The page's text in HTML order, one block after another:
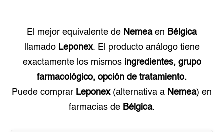
El mejor equivalente de Nemeaen Bélgica
llamado Leponex. El producto análogo tiene
exactamente los mismos ingredientes, grupo
farmacológico, opción de tratamiento.
Puede comprar Leponex(alternativa a Nemea) en
farmacias de Bélgica.